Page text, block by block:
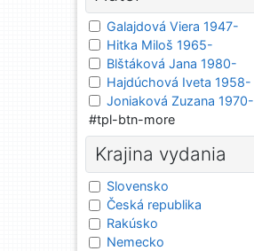
Galajdová Viera 1947-
Hitka Miloš 1965-
Blštáková Jana 1980-
Hajdúchová Iveta 1958-
Joniaková Zuzana 1970-
#tpl-btn-more
Krajina vydania
Slovensko
Česká republika
Rakúsko
Nemecko